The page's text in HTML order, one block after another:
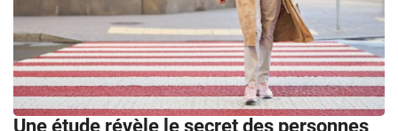
Une étude révèle le secret des personnes